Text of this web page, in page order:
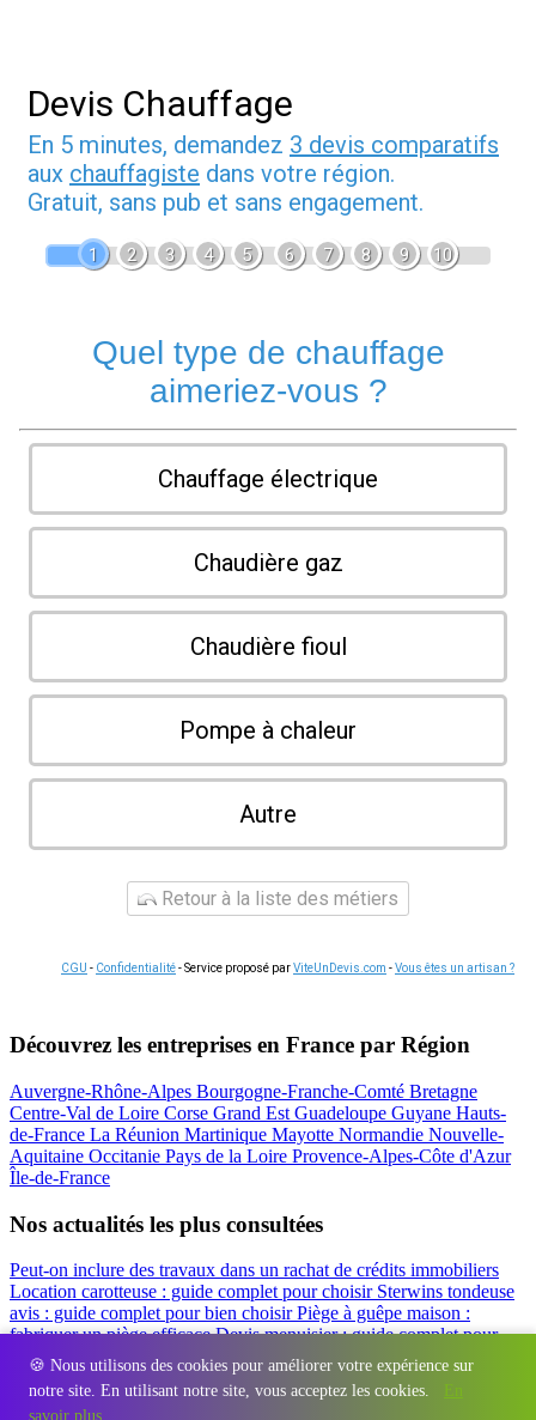
🍪 Nous utilisons des cookies pour améliorer votre expérience sur
notre site. En utilisant notre site, vous acceptez les cookies.
En
savoir plus
Devis Chauffage
En 5 minutes, demandez 3 devis comparatifs
aux chauffagiste dans votre région.
Gratuit, sans pub et sans engagement.
1 2 3 4 5 6 7 8 9 10
Quel type de chauffage
aimeriez-vous ?
Chauffage électrique
Chaudière gaz
Chaudière fioul
Pompe à chaleur
Autre
Retour à la liste des métiers
CGU - Confidentialité- Service proposé parViteUnDevis.com -Vous êtes un artisan ?
Découvrez les entreprises en France par Région
Auvergne-Rhône-Alpes Bourgogne-Franche-Comté Bretagne
Centre-Val de Loire Corse Grand Est Guadeloupe Guyane Hauts-
de-France La Réunion Martinique Mayotte Normandie Nouvelle-
Aquitaine Occitanie Pays de la Loire Provence-Alpes-Côte d'Azur
Île-de-France
Nos actualités les plus consultées
Peut-on inclure des travaux dans un rachat de crédits immobiliers
Location carotteuse : guide complet pour choisir Sterwins tondeuse
avis : guide complet pour bien choisirPiège à guêpe maison :
fabriquer un piège efficaceDevis menuisier : guide complet pour
obtenir le meilleur prix
Simulation rachat de crédit : regrouper prêt
travaux et crédits
Régions - Départements - Villes - Entreprises - Marques Contact